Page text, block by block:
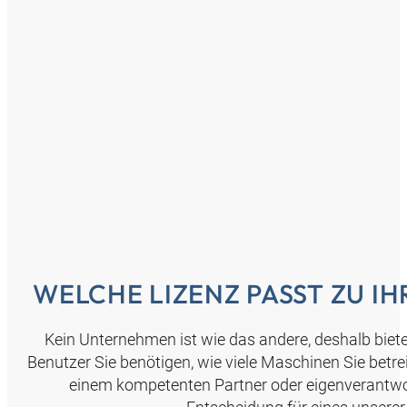
WELCHE LIZENZ PASST ZU
Kein Unternehmen ist wie das andere, deshalb
Benutzer Sie benötigen, wie viele Maschinen Sie
einem kompetenten Partner oder